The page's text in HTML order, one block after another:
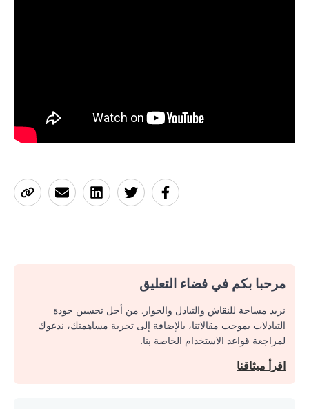
مرحبا بكم في فضاء التعليق
نريد مساحة للنقاش والتبادل والحوار. من أجل تحسين جودة
التبادلات بموجب مقالاتنا، بالإضافة إلى تجربة مساهمتك، ندعوك
لمراجعة قواعد الاستخدام الخاصة بنا.
اقرأ ميثاقنا